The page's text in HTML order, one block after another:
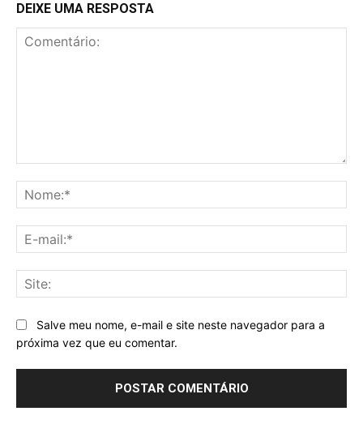
DEIXE UMA RESPOSTA
Salve meu nome, e-mail e site neste navegador para a
próxima vez que eu comentar.